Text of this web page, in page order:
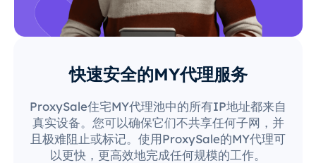
快速安全的MY代理服务
ProxySale住宅MY代理池中的所有IP地址都来自
真实设备。您可以确保它们不共享任何子网，并
且极难阻止或标记。使用ProxySale的MY代理可
以更快，更高效地完成任何规模的工作。